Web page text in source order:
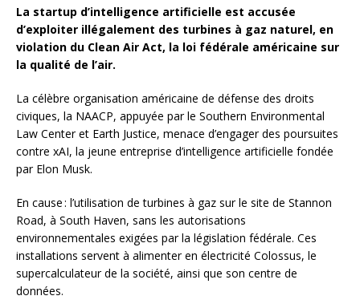
La startup d’intelligence artificielle est accusée
d’exploiter illégalement des turbines à gaz naturel, en
violation du Clean Air Act, la loi fédérale américaine sur
la qualité de l’air.
La célèbre organisation américaine de défense des droits
civiques, la NAACP, appuyée par le Southern Environmental
Law Center et Earth Justice, menace d’engager des poursuites
contre xAI, la jeune entreprise d’intelligence artificielle fondée
par Elon Musk.
En cause : l’utilisation de turbines à gaz sur le site de Stannon
Road, à South Haven, sans les autorisations
environnementales exigées par la législation fédérale. Ces
installations servent à alimenter en électricité Colossus, le
supercalculateur de la société, ainsi que son centre de
données.